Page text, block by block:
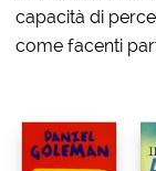
capacità di
come facenti